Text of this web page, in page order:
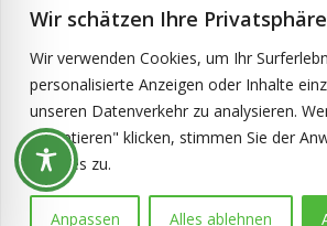
Wir schätzen Ihre Privatsphäre
Wir verwenden Cookies, um Ihr
personalisierte Anzeigen oder Inhalte
unseren Datenverkehr zu analysieren.
akzeptieren" klicken, stimmen Sie der
Cookies zu.
Anpassen Alles ablehnen
Aktuelles
Impressum & Datenschutz
Barrierefreiheit
© 2026 Salier-Gemeinschaftsschule
vorbehalten. Konzeption und
ckDIALOG